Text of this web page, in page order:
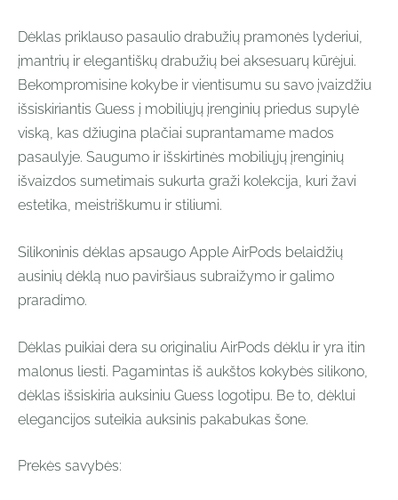
Dėklas priklauso pasaulio drabužių pramonės lyderiui,
įmantrių ir elegantiškų drabužių bei aksesuarų kūrėjui.
Bekompromisine kokybe ir vientisumu su savo įvaizdžiu
išsiskiriantis Guess į mobiliųjų įrenginių priedus supylė
viską, kas džiugina plačiai suprantamame mados
pasaulyje. Saugumo ir išskirtinės mobiliųjų įrenginių
išvaizdos sumetimais sukurta graži kolekcija, kuri žavi
estetika, meistriškumu ir stiliumi.
Silikoninis dėklas apsaugo Apple AirPods belaidžių
ausinių dėklą nuo paviršiaus subraižymo ir galimo
praradimo.
Dėklas puikiai dera su originaliu AirPods dėklu ir yra itin
malonus liesti. Pagamintas iš aukštos kokybės silikono,
dėklas išsiskiria auksiniu Guess logotipu. Be to, dėklui
elegancijos suteikia auksinis pakabukas šone.
Prekės savybės: